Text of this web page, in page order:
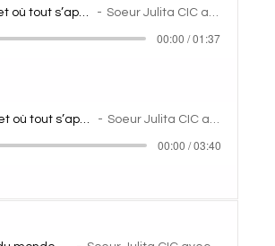
Dans le secret où tout s’apaise, (2) Soeur Julita CIC avec IA
00:00 / 01:37
Dans le secret où tout s’apaise, (1) Soeur Julita CIC avec IA
00:00 / 03:40